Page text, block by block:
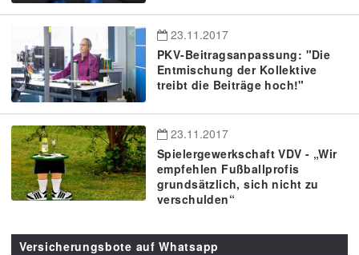
23.11.2017
PKV-Beitragsanpassung: "Die
Entmischung der Kollektive
treibt die Beiträge hoch!"
23.11.2017
Spielergewerkschaft VDV - „Wir
empfehlen Fußballprofis
grundsätzlich, sich nicht zu
verschulden“
Versicherungsbote auf Whatsapp